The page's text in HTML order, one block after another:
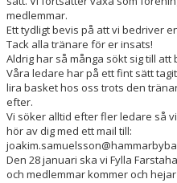
medlemmar.
Ett tydligt bevis på att vi bedriver
Tack alla tränare för er insats!
Aldrig har så många sökt sig till
Våra ledare har på ett fint sätt
lira basket hos oss trots den
efter.
Vi söker alltid efter fler ledare så
hör av dig med ett mail till:
Den 28 januari ska vi Fylla
och medlemmar kommer och